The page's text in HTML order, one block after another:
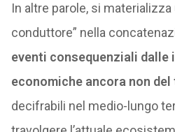
In altre parole, si
conduttore” nella
eventi consequenziali
economiche ancora non
decifrabili nel medio-lungo